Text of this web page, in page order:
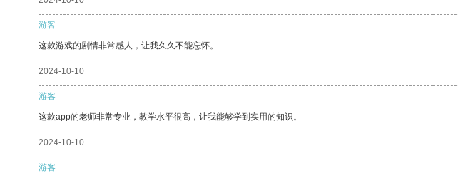
游客
这款游戏的剧情非常感人，让我久久不能忘怀。
2024-10-10
游客
这款app的老师非常专业，教学水平很高，让我能够学到实用的知识。
2024-10-10
游客